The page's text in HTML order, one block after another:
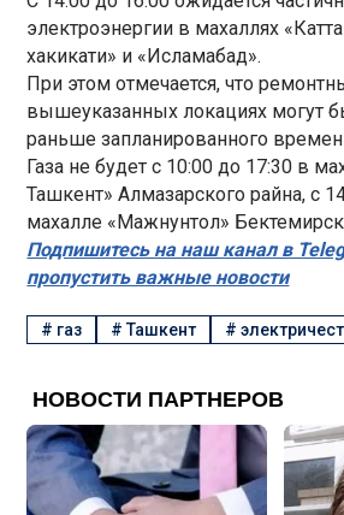
электроэнергии в махаллях
хакикати» и «Исламабад».
При этом отмечается, что
вышеуказанных локациях могут
раньше запланированного
Газа не будет с 10:00 до 17:30 в
Ташкент» Алмазарского райна, с
махалле «Мажнунтол»
Подпишитесь на наш канал в
пропустить важные новости
# газ #Ташкент #